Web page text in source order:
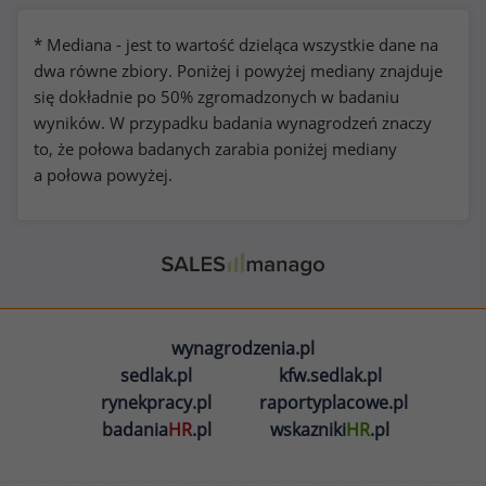
* Mediana - jest to wartość dzieląca wszystkie dane na
dwa równe zbiory. Poniżej i powyżej mediany znajduje
się dokładnie po 50% zgromadzonych w badaniu
wyników. W przypadku badania wynagrodzeń znaczy
to, że połowa badanych zarabia poniżej mediany
a połowa powyżej.
wynagrodzenia.pl
sedlak.pl
kfw.sedlak.pl
rynekpracy.pl
raportyplacowe.pl
badaniaHR.pl wskaznikiHR.pl